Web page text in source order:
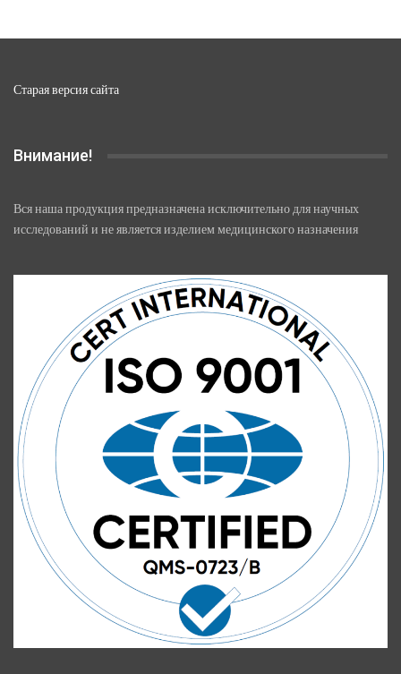
Старая версия сайта
Внимание!
Вся наша продукция предназначена исключительно для научных
исследований и не является изделием медицинского назначения